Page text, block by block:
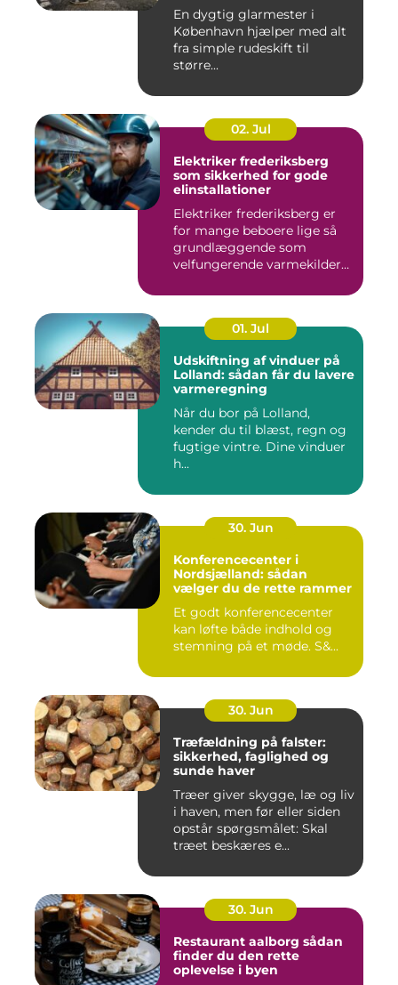
En dygtig glarmester i
København hjælper med alt
fra simple rudeskift til
større...
02. Jul
Elektriker frederiksberg
som sikkerhed for gode
elinstallationer
Elektriker frederiksberg er
for mange beboere lige så
grundlæggende som
velfungerende varmekilder
01. Jul
Udskiftning af vinduer på
Lolland: sådan får du lavere
varmeregning
Når du bor på Lolland,
kender du til blæst, regn og
fugtige vintre. Dine vinduer
h...
30. Jun
Konferencecenter i
Nordsjælland: sådan
vælger du de rette rammer
Et godt konferencecenter
kan løfte både indhold og
stemning på et møde. S&...
30. Jun
Træfældning på falster:
sikkerhed, faglighed og
sunde haver
Træer giver skygge, læ og liv
i haven, men før eller siden
opstår spørgsmålet: Skal
træet beskæres e...
30. Jun
Restaurant aalborg sådan
finder du den rette
oplevelse i byen